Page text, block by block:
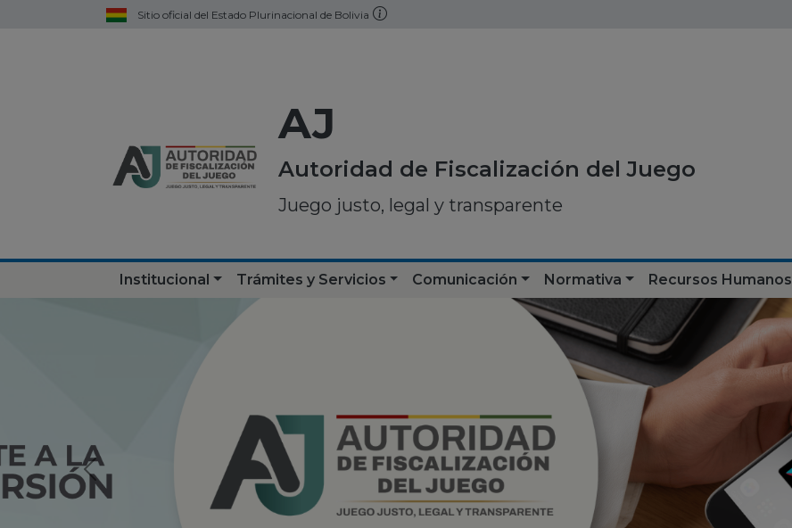
Sitio oficial del Estado Plurinacional de Bolivia
AJ
Autoridad de Fiscalización del Juego
Juego justo, legal y transparente
Institucional Trámites y Servicios Comunicación Normativa Recursos Humanos